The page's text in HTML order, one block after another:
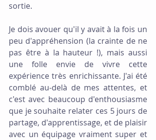
sortie.
Je dois avouer qu'il y avait à la fois un
peu d'appréhension (la crainte de ne
pas être à la hauteur !), mais aussi
une folle envie de vivre cette
expérience très enrichissante. J'ai été
comblé au-delà de mes attentes, et
c'est avec beaucoup d'enthousiasme
que je souhaite relater ces 5 jours de
partage, d'apprentissage, et de plaisir
avec un équipage vraiment super et